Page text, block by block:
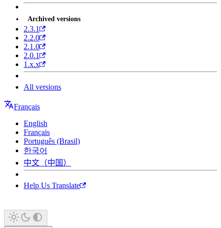
Archived versions
2.3.1
2.2.0
2.1.0
2.0.1
1.x.x
All versions
Français
English
Français
Português (Brasil)
한국어
中文（中国）
Help Us Translate